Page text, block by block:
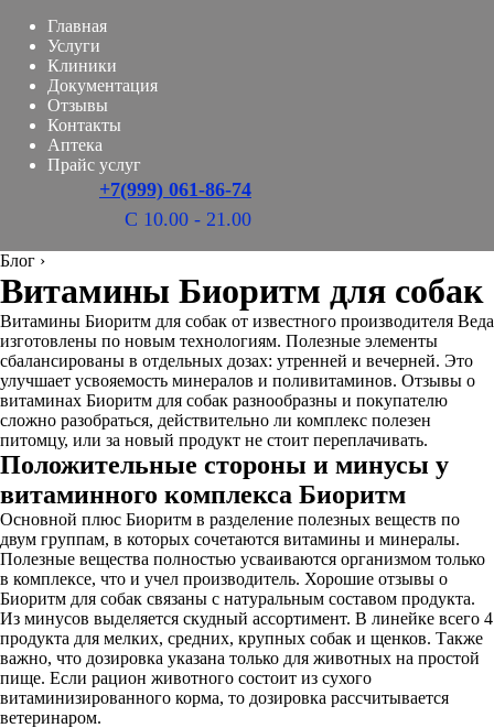
Главная
Услуги
Клиники
Документация
Отзывы
Контакты
Аптека
Прайс услуг
+7(999) 061-86-74
С 10.00 - 21.00
Блог ›
Витамины Биоритм для собак
Витамины Биоритм для собак от известного производителя Веда
изготовлены по новым технологиям. Полезные элементы
сбалансированы в отдельных дозах: утренней и вечерней. Это
улучшает усвояемость минералов и поливитаминов. Отзывы о
витаминах Биоритм для собак разнообразны и покупателю
сложно разобраться, действительно ли комплекс полезен
питомцу, или за новый продукт не стоит переплачивать.
Положительные стороны и минусы у
витаминного комплекса Биоритм
Основной плюс Биоритм в разделение полезных веществ по
двум группам, в которых сочетаются витамины и минералы.
Полезные вещества полностью усваиваются организмом только
в комплексе, что и учел производитель. Хорошие отзывы о
Биоритм для собак связаны с натуральным составом продукта.
Из минусов выделяется скудный ассортимент. В линейке всего 4
продукта для мелких, средних, крупных собак и щенков. Также
важно, что дозировка указана только для животных на простой
пище. Если рацион животного состоит из сухого
витаминизированного корма, то дозировка рассчитывается
ветеринаром.